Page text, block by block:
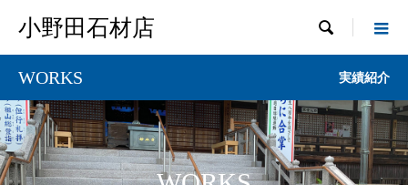
小野田石材店 
WORKS 実績紹介